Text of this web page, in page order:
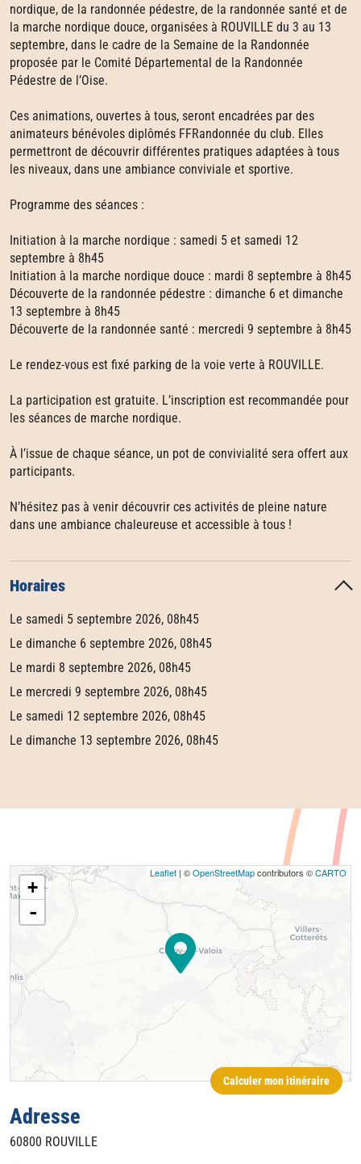
nordique, de la randonnée pédestre, de la randonnée santé et de
la marche nordique douce, organisées à ROUVILLE du 3 au 13
septembre, dans le cadre de la Semaine de la Randonnée
proposée par le Comité Départemental de la Randonnée
Pédestre de l’Oise.
Ces animations, ouvertes à tous, seront encadrées par des
animateurs bénévoles diplômés FFRandonnée du club. Elles
permettront de découvrir différentes pratiques adaptées à tous
les niveaux, dans une ambiance conviviale et sportive.
Programme des séances :
Initiation à la marche nordique : samedi 5 et samedi 12
septembre à 8h45
Initiation à la marche nordique douce : mardi 8 septembre à 8h45
Découverte de la randonnée pédestre : dimanche 6 et dimanche
13 septembre à 8h45
Découverte de la randonnée santé : mercredi 9 septembre à 8h45
Le rendez-vous est fixé parking de la voie verte à ROUVILLE.
La participation est gratuite. L’inscription est recommandée pour
les séances de marche nordique.
À l’issue de chaque séance, un pot de convivialité sera offert aux
participants.
N’hésitez pas à venir découvrir ces activités de pleine nature
dans une ambiance chaleureuse et accessible à tous !
Horaires
Le samedi 5 septembre 2026, 08h45
Le dimanche 6 septembre 2026, 08h45
Le mardi 8 septembre 2026, 08h45
Le mercredi 9 septembre 2026, 08h45
Le samedi 12 septembre 2026, 08h45
Le dimanche 13 septembre 2026, 08h45
+
-
Leaflet | ©OpenStreetMapcontributors ©CARTO
Calculer mon itinéraire
Adresse
60800 ROUVILLE